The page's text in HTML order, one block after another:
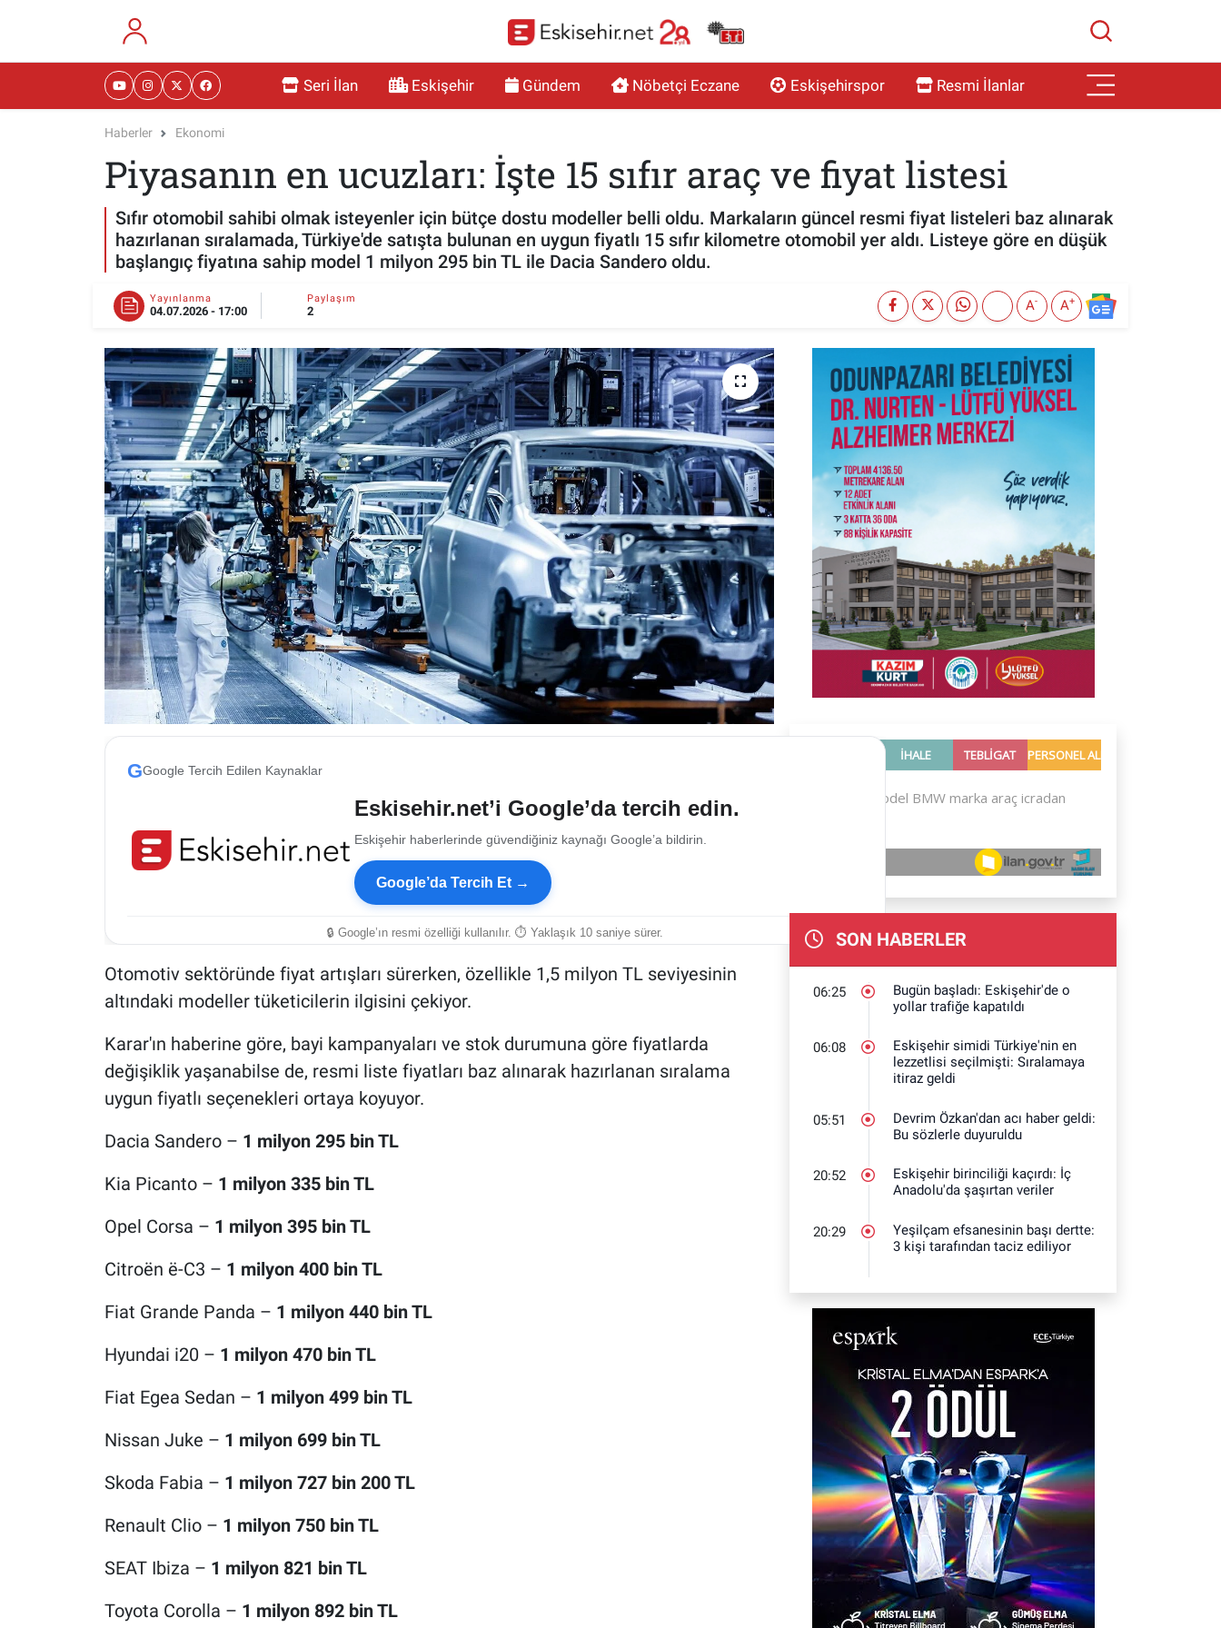
Seri İlan Eskişehir Gündem Nöbetçi Eczane Eskişehirspor Resmi İlanlar
Haberler Ekonomi
Piyasanın en ucuzları: İşte 15 sıfır araç ve fiyat listesi
Sıfır otomobil sahibi olmak isteyenler için bütçe dostu modeller belli oldu. Markaların güncel resmi fiyat listeleri baz alınarak
hazırlanan sıralamada, Türkiye'de satışta bulunan en uygun fiyatlı 15 sıfır kilometre otomobil yer aldı. Listeye göre en düşük
başlangıç fiyatına sahip model 1 milyon 295 bin TL ile Dacia Sandero oldu.
Yayınlanma
04.07.2026 - 17:00
Paylaşım
2 A- A+
GGoogle Tercih Edilen Kaynaklar
Eskisehir.net’i Google’da tercih edin.
Eskişehir haberlerinde güvendiğiniz kaynağı Google’a bildirin.
Google’da Tercih Et →
🔒 Google’ın resmi özelliği kullanılır. ⏱ Yaklaşık 10 saniye sürer.
Otomotiv sektöründe fiyat artışları sürerken, özellikle 1,5 milyon TL seviyesinin
altındaki modeller tüketicilerin ilgisini çekiyor.
Karar'ın haberine göre, bayi kampanyaları ve stok durumuna göre fiyatlarda
değişiklik yaşanabilse de, resmi liste fiyatları baz alınarak hazırlanan sıralama
uygun fiyatlı seçenekleri ortaya koyuyor.
Dacia Sandero – 1 milyon 295 bin TL
Kia Picanto – 1 milyon 335 bin TL
Opel Corsa – 1 milyon 395 bin TL
Citroën ë-C3 – 1 milyon 400 bin TL
Fiat Grande Panda – 1 milyon 440 bin TL
Hyundai i20 – 1 milyon 470 bin TL
Fiat Egea Sedan – 1 milyon 499 bin TL
Nissan Juke – 1 milyon 699 bin TL
Skoda Fabia – 1 milyon 727 bin 200 TL
Renault Clio – 1 milyon 750 bin TL
SEAT Ibiza – 1 milyon 821 bin TL
Toyota Corolla – 1 milyon 892 bin TL
SON HABERLER
06:25
Bugün başladı: Eskişehir'de o
yollar trafiğe kapatıldı
06:08
Eskişehir simidi Türkiye'nin en
lezzetlisi seçilmişti: Sıralamaya
itiraz geldi
05:51
Devrim Özkan'dan acı haber geldi:
Bu sözlerle duyuruldu
20:52
Eskişehir birinciliği kaçırdı: İç
Anadolu'da şaşırtan veriler
20:29
Yeşilçam efsanesinin başı dertte:
3 kişi tarafından taciz ediliyor
RESMİ İLANLAR
SAĞLIK
MAGAZİN
TEKNOLOJİ
ESKİŞEHİR NÖBETÇİ ECZANELER
Eskişehir Haber İçerikleri
Eskişehir Hava Durumu
Eskişehir Tramvay Saatleri
Eskişehir Otobüs Saatleri
Eskişehir Nöbetçi Eczaneler
Eskişehir Namaz Vakitleri
Eskişehir Trafik Yoğunluk Haritası
Süper Lig Puan Durumu ve Fikstür
Tüm Manşetler
Son Dakika Haberleri
Haber Arşivi